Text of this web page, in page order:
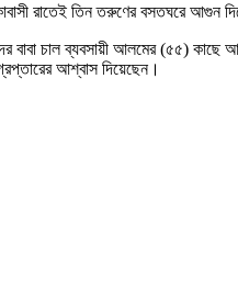
রাতেই তিন তরুণের বসতঘরে আগুন
বাবা চাল ব্যবসায়ী আলমের (৫৫)
আশ্বাস দিয়েছেন।